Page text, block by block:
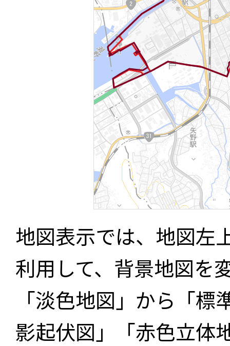
地図表示では、地図左
利用して、背景地図を
「淡色地図」から「
影起伏図」「赤色立体